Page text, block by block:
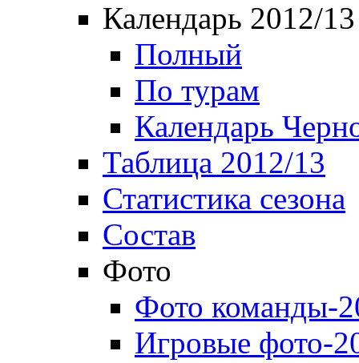
Календарь 2012/13
Полный
По турам
Календарь
Таблица 2012/13
Статистика сезона
Состав
Фото
Фото команды-
Игровые фото-